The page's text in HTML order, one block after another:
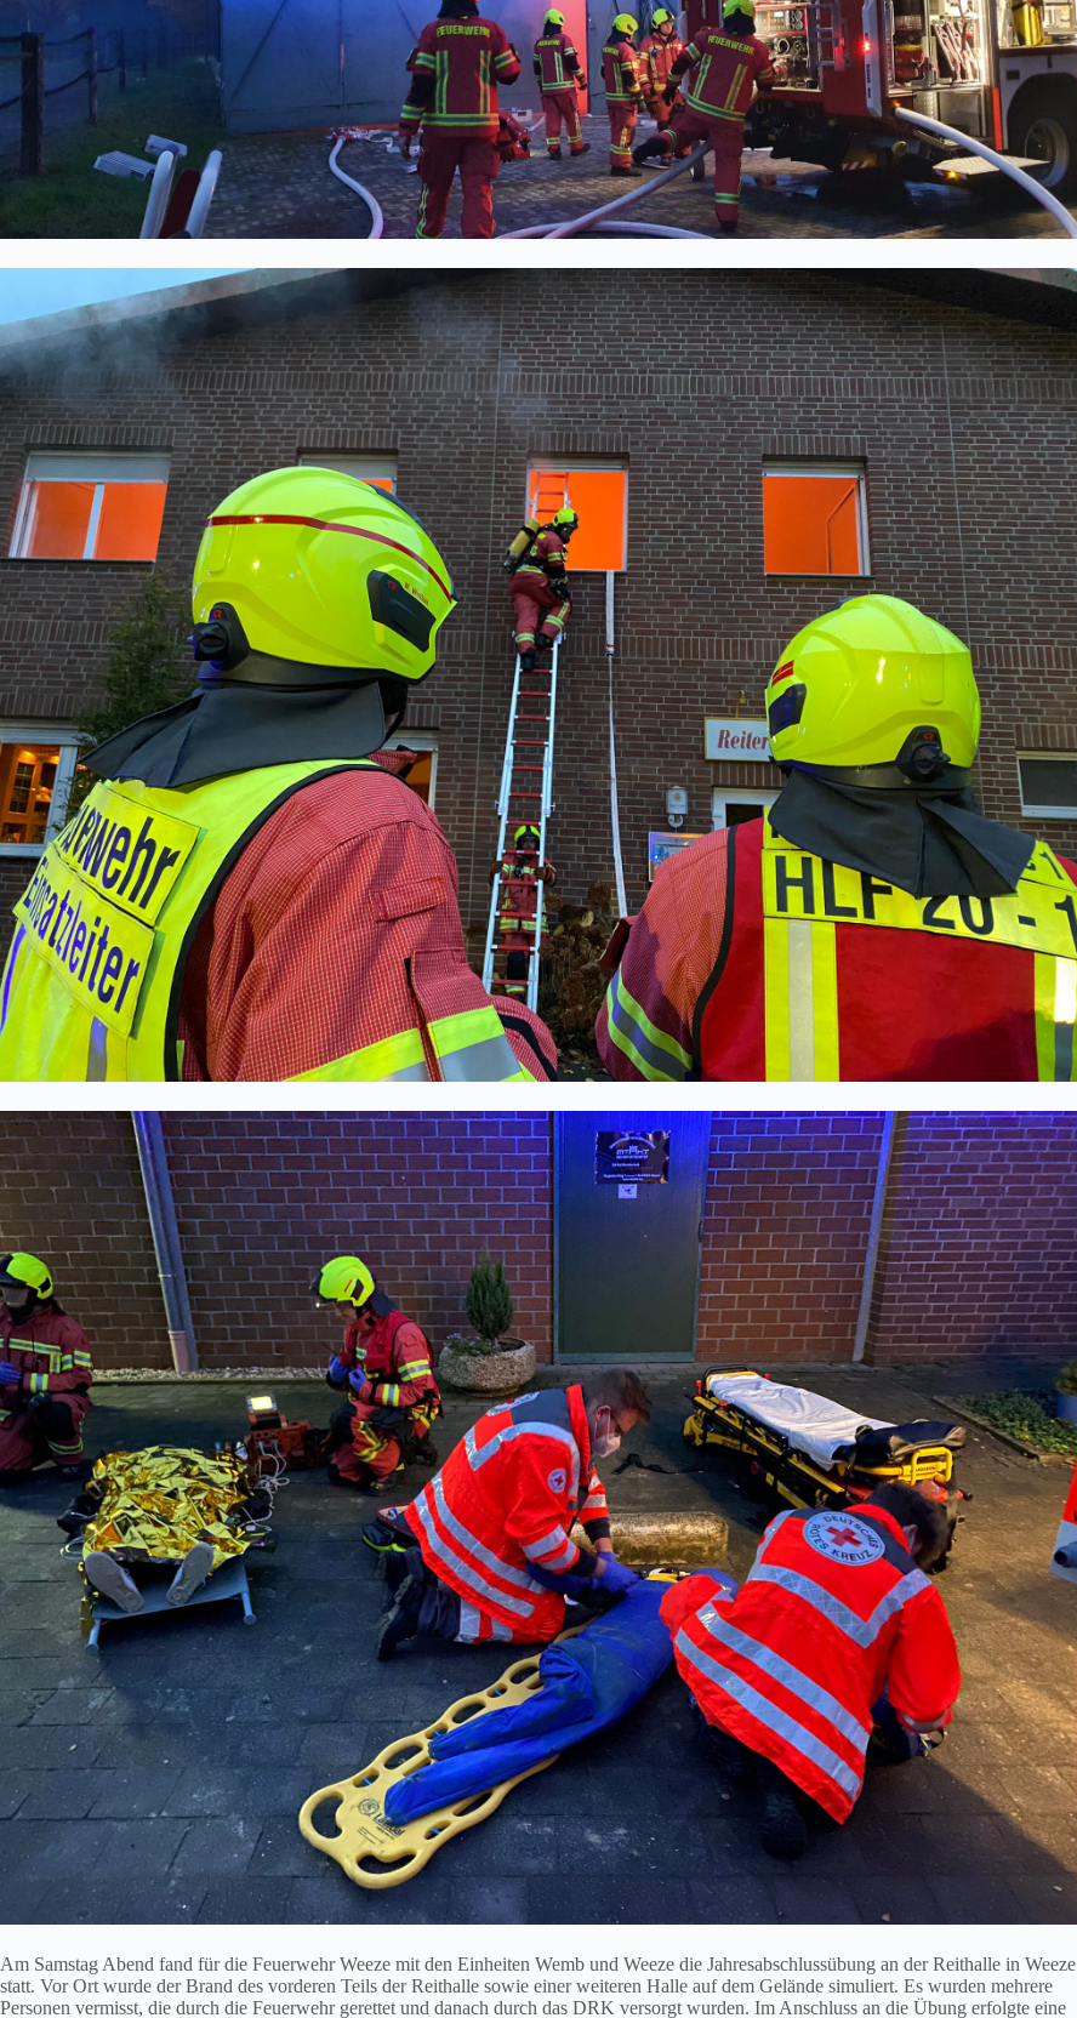
Am Samstag Abend fand für die Feuerwehr Weeze mit den Einheiten Wemb und Weeze die Jahresabschlussübung an der Reithalle in Weeze
statt. Vor Ort wurde der Brand des vorderen Teils der Reithalle sowie einer weiteren Halle auf dem Gelände simuliert. Es wurden mehrere
Personen vermisst, die durch die Feuerwehr gerettet und danach durch das DRK versorgt wurden. Im Anschluss an die Übung erfolgte eine